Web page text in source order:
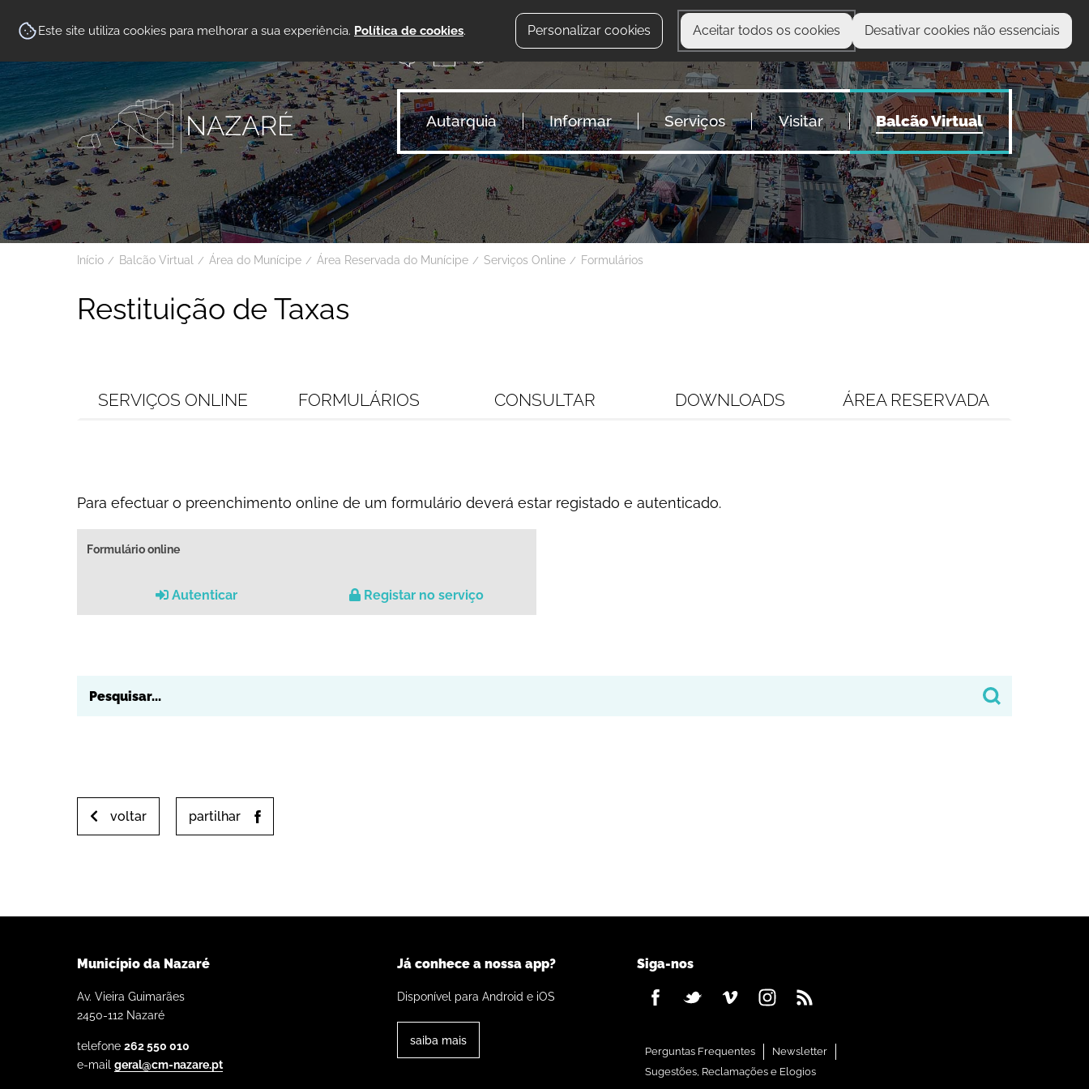
Este site utiliza cookies para melhorar a sua experiência. Política de cookies. Personalizar cookies Aceitar todos os cookies Desativar cookies não essenciais
O que procura?
Autarquia Informar Serviços Visitar Balcão Virtual
Início Balcão Virtual Área do Munícipe Área Reservada do Munícipe Serviços Online Formulários
Restituição de Taxas
SERVIÇOS ONLINE FORMULÁRIOS CONSULTAR DOWNLOADS ÁREA RESERVADA
Para efectuar o preenchimento online de um formulário deverá estar registado e autenticado.
Formulário online
Autenticar Registar no serviço
voltar partilhar
Município da Nazaré
Av. Vieira Guimarães
2450-112 Nazaré
telefone 262 550 010
e-mail geral@cm-nazare.pt
Já conhece a nossa app?
Disponível para Android e iOS
saiba mais
Siga-nos
Perguntas Frequentes
Newsletter
Sugestões, Reclamações e Elogios